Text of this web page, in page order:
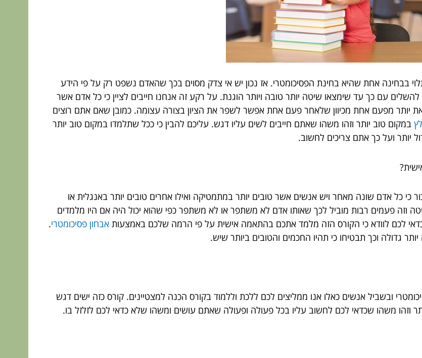
בבחינה אחת שהיא בחינת הפסיכומטרי. אז נכון יש אי צדק מסוים בכך שהאדם נשפט רק על פי הידע
עם כך עד שימצאו שיטה יותר טובה ויותר הוגנת. על רקע זה אנחנו חייבים לציין כי כל אדם אשר
יותר מפעם אחת מכיוון שלאחר פעם אחת אפשר לשפר את הציון בצורה עצומה. כמובן שאם אתם רוצים
במקום טוב יותר וזהו משהו שאתם חייבים לשים עליו דגש. עליכם להבין כי ככל שתלמדו במקום טוב יותר
יותר ועל כך אתם צריכים לחשוב.
כי כל אדם שונה מאחר ויש אנשים אשר טובים יותר במתמטיקה ואילו אחרים טובים יותר באנגלית או
וזה פעמים רבות מוביל לכך שאותו אדם לא משתפר או לא משתפר כפי שהוא יכול היה אם היו מלמדים
לכם לוודא כי הקורס הזה מלמד אתכם בהתאמה אישית על פי הרמה שלכם באמצעות אבחון פסיכומטרי.
גדולה וכך תבטיחו כי תהיו החכמים והטובים ביותר שיש.
ובשביל אנשים כאלו אנו ממליצים לכם ללכת וללמוד בקורס הכנה למצטיינים. קורס כזה ישים דגש
וזהו משהו שכדאי לכם לחשוב עליו בכל פעולה ופעולה שאתם עושים ומשהו שלא כדאי לכם לזלזל בו.